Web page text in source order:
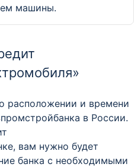
машины.
расположении и времени
в России.
вам нужно будет
банка с необходимыми